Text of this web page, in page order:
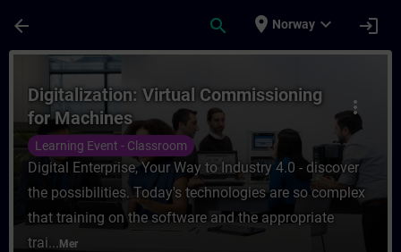
arrow_back search place Norway expand_more login
Kurs - Digitalization: Virtual
more_vert
Digitalization: Virtual Commissioning
for Machines
Learning Event - Classroom
Digital Enterprise, Your Way to Industry 4.0 - discover
the possibilities. Today's technologies are so complex
that training on the software and the appropriate
trai... Mer